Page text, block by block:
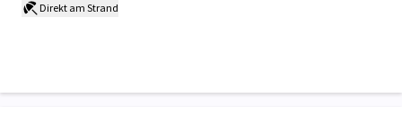
Direkt am Strand